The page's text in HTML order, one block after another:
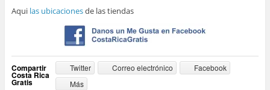
Aqui las ubicacionesde las tiendas
Compartir
Costa Rica
Gratis
Twitter Correo electrónico
Facebook
Más